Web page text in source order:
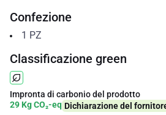
Confezione
1 PZ
Classificazione green
Impronta di carbonio del prodotto
29 Kg CO₂-eq Dichiarazione del